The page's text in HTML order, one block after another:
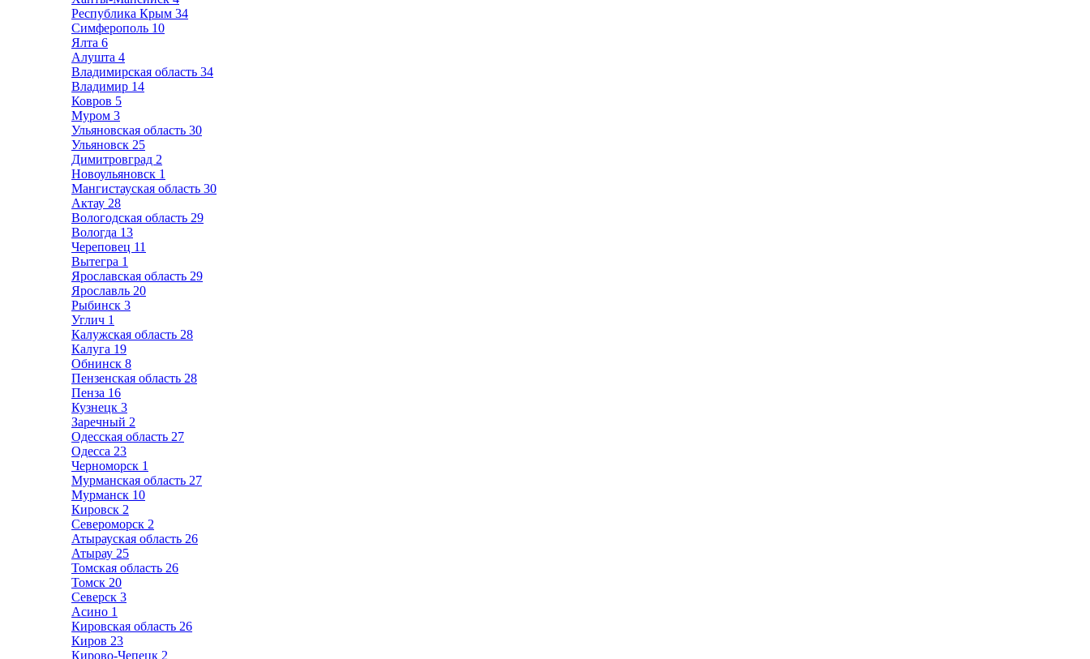
Республика Крым 34
Симферополь 10
Ялта 6
Алушта 4
Владимирская область 34
Владимир 14
Ковров 5
Муром 3
Ульяновская область 30
Ульяновск 25
Димитровград 2
Новоульяновск 1
Мангистауская область 30
Актау 28
Вологодская область 29
Вологда 13
Череповец 11
Вытегра 1
Ярославская область 29
Ярославль 20
Рыбинск 3
Углич 1
Калужская область 28
Калуга 19
Обнинск 8
Пензенская область 28
Пенза 16
Кузнецк 3
Заречный 2
Одесская область 27
Одесса 23
Черноморск 1
Мурманская область 27
Мурманск 10
Кировск 2
Североморск 2
Атырауская область 26
Атырау 25
Томская область 26
Томск 20
Северск 3
Асино 1
Кировская область 26
Киров 23
Кирово-Чепецк 2